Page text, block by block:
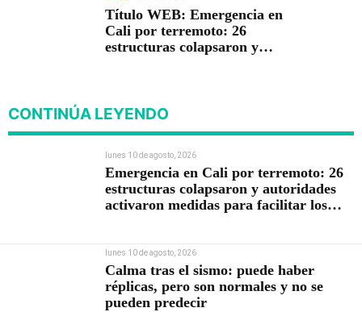
Título WEB: Emergencia en
Cali por terremoto: 26
estructuras colapsaron y
CONTINÚA LEYENDO
lunes 10 de agosto, 2026
Emergencia en Cali por terremoto: 26
estructuras colapsaron y autoridades
activaron medidas para facilitar los
lunes 10 de agosto, 2026
Calma tras el sismo: puede haber
réplicas, pero son normales y no se
pueden predecir